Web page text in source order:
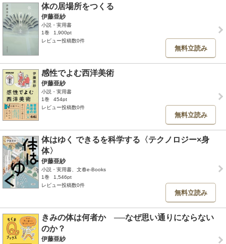
体の居場所をつくる
伊藤亜紗
小説・実用書
1巻
1,900pt
レビュー投稿数0件
無料立読み
感性でよむ西洋美術
伊藤亜紗
小説・実用書
1巻
454pt
レビュー投稿数0件
無料立読み
体はゆく できるを科学する〈テクノロジー×身
体〉
伊藤亜紗
小説・実用書、文春e-Books
1巻
1,546pt
レビュー投稿数0件
無料立読み
きみの体は何者か ──なぜ思い通りにならない
のか？
伊藤亜紗